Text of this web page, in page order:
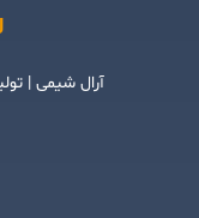
آرال شیمی |